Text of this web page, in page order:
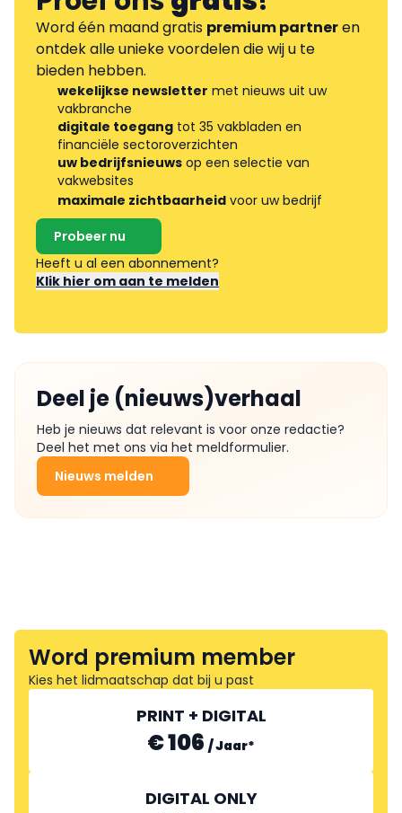
Word één maand gratis premium partneren
ontdek alle unieke voordelen die wij u te
bieden hebben.
wekelijkse newsletter met nieuws uit uw
vakbranche
digitale toegang tot 35 vakbladen en
financiële sectoroverzichten
uw bedrijfsnieuws op een selectie van
vakwebsites
maximale zichtbaarheid voor uw bedrijf
Probeer nu
Heeft u al een abonnement?
Klik hier om aan te melden
Deel je (nieuws)verhaal
Heb je nieuws dat relevant is voor onze redactie?
Deel het met ons via het meldformulier.
Nieuws melden
Word premium member
Kies het lidmaatschap dat bij u past
PRINT + DIGITAL
€ 106 /Jaar*
DIGITAL ONLY